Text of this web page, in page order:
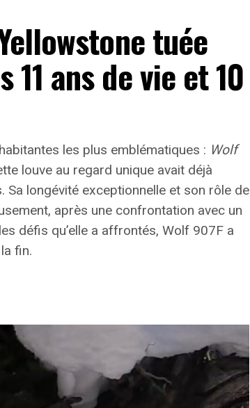
froide, l’Union soviétique avait
base secrète pour sous-marins
PNAS , soulignent combien il reste
îles.
n’avions aucune idée que ce
a déclaré William Hutchison, auteur
complètement hors radar. »
au XIXe siècle liées à la
— celle-ci ayant pris fin il y a
moment le plus froid enregistré au
directs relatant cette éruption en
souvent enveloppées par un épais
tuée
ans de vie et 10
les plus emblématiques : Wolf
louve au regard unique avait déjà
. Sa longévité exceptionnelle et son rôle de
après une confrontation avec un
défis qu’elle a affrontés, Wolf 907F a
fin.